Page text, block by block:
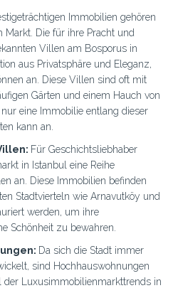
Immobilien gehören
Die für ihre Pracht und
Villen am Bosporus in
aus Privatsphäre und Eleganz,
an. Diese Villen sind oft mit
Gärten und einem Hauch von
eine Immobilie entlang dieser
kann an.
Für Geschichtsliebhaber
in Istanbul eine Reihe
an. Diese Immobilien befinden
Stadtvierteln wie Arnavutköy und
werden, um ihre
Schönheit zu bewahren.
Da sich die Stadt immer
sind Hochhauswohnungen
Luxusimmobilienmarkttrends in